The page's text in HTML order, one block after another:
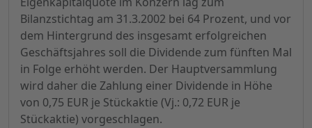
Bilanzstichtag am 31.3.2002 bei 64 Prozent, und vor
dem Hintergrund des insgesamt erfolgreichen
Geschäftsjahres soll die Dividende zum fünften Mal
in Folge erhöht werden. Der Hauptversammlung
wird daher die Zahlung einer Dividende in Höhe
von 0,75 EUR je Stückaktie (Vj.: 0,72 EUR je
Stückaktie) vorgeschlagen.